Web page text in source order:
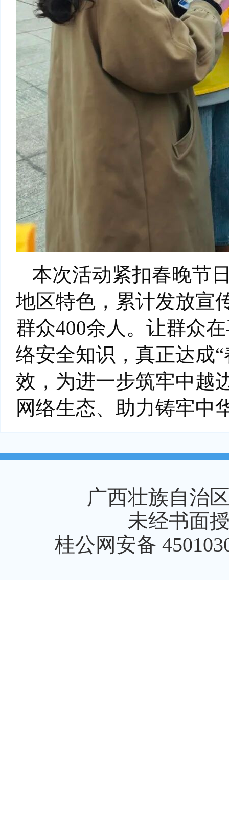
本次活动紧扣春晚节
地区特色，累计发放宣
群众400余人。让群众
络安全知识，真正达成
效，为进一步筑牢中越
网络生态、助力铸牢中
广西壮族自治
未经书面
桂公网安备